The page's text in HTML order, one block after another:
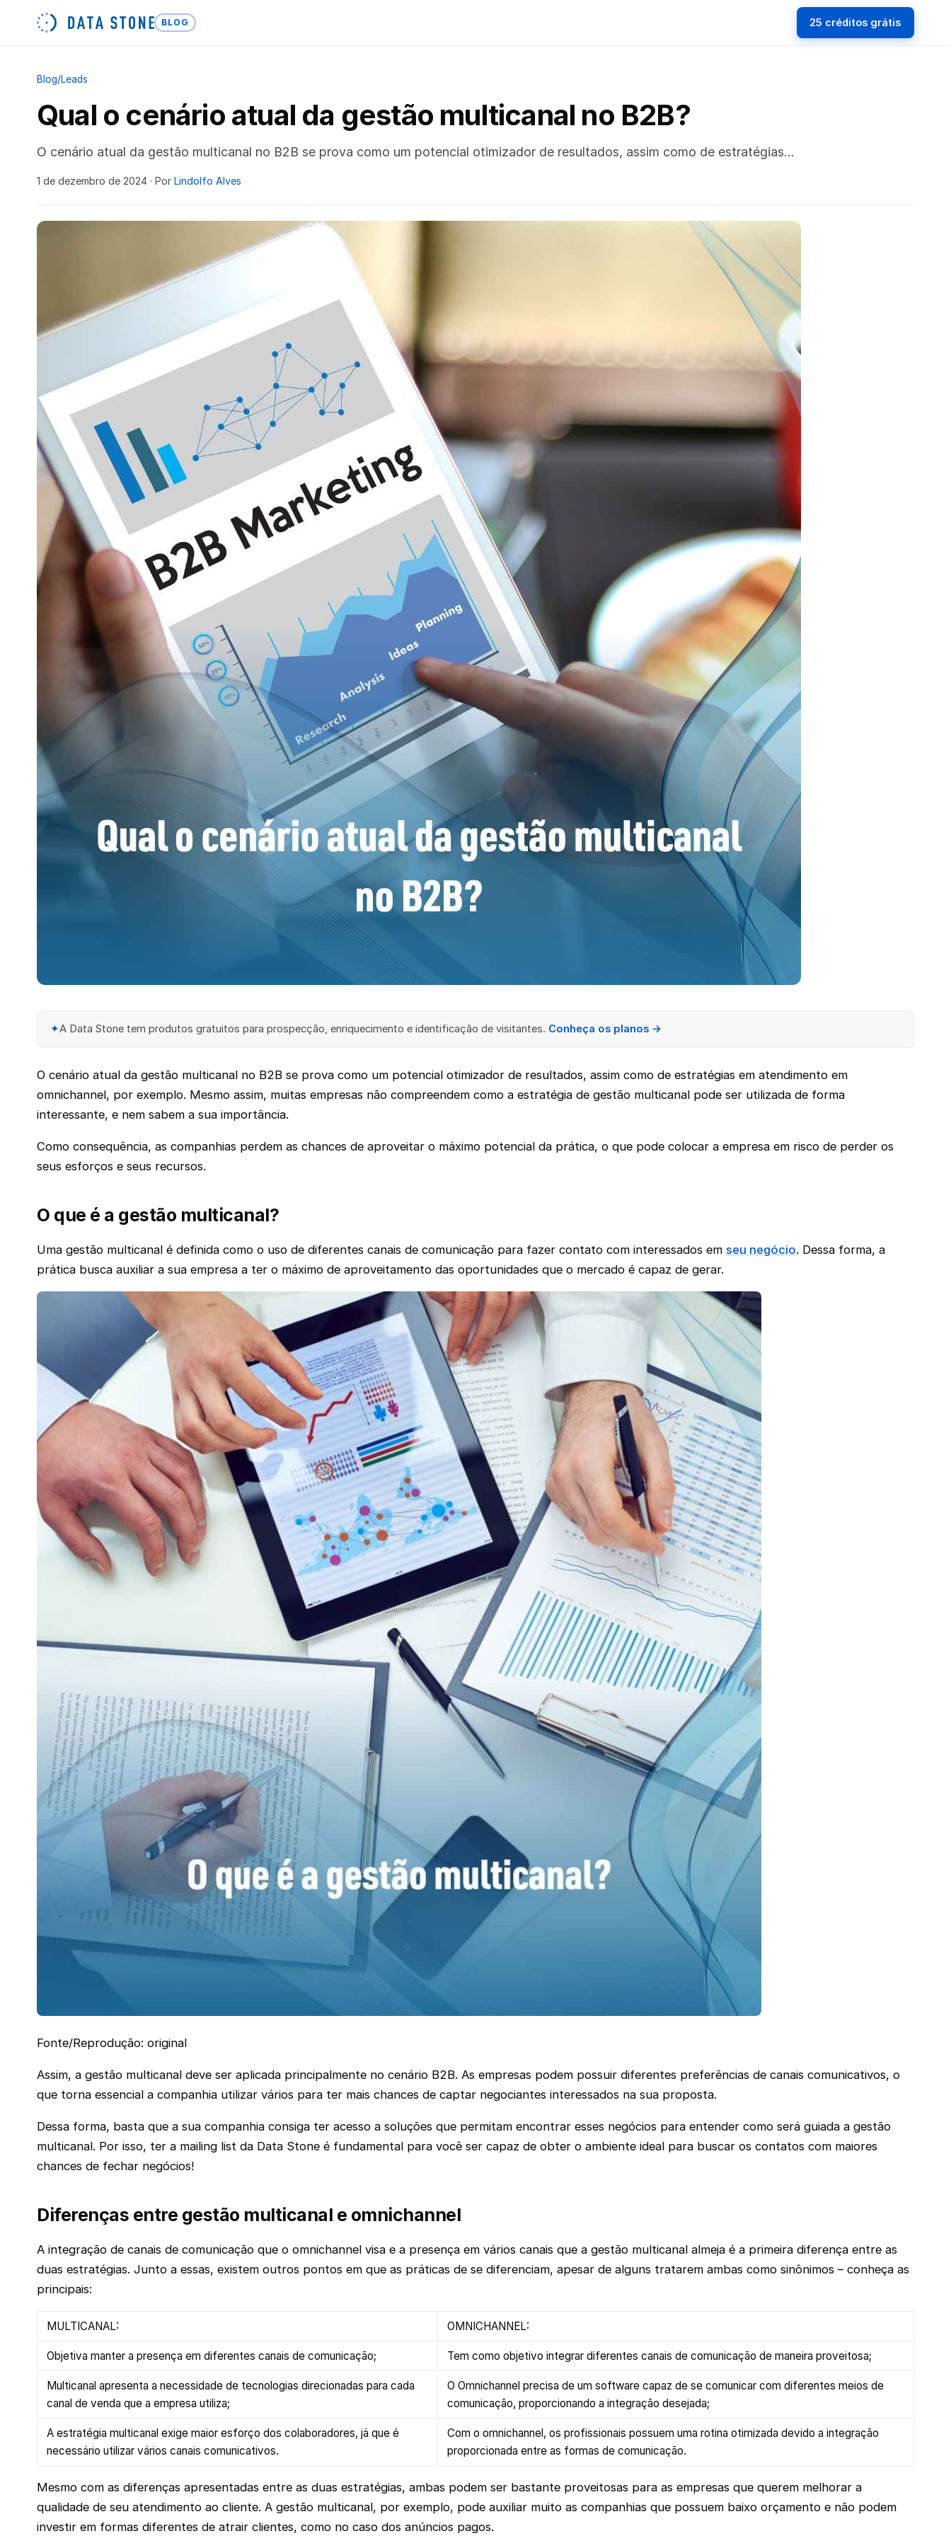
BLOG 25 créditos grátis
Blog/Leads
Qual o cenário atual da gestão multicanal no B2B?
O cenário atual da gestão multicanal no B2B se prova como um potencial otimizador de resultados, assim como de estratégias…
1 de dezembro de 2024 · Por Lindolfo Alves
✦A Data Stone tem produtos gratuitos para prospecção, enriquecimento e identificação de visitantes. Conheça os planos →
O cenário atual da gestão multicanal no B2B se prova como um potencial otimizador de resultados, assim como de estratégias em atendimento em
omnichannel, por exemplo. Mesmo assim, muitas empresas não compreendem como a estratégia de gestão multicanal pode ser utilizada de forma
interessante, e nem sabem a sua importância.
Como consequência, as companhias perdem as chances de aproveitar o máximo potencial da prática, o que pode colocar a empresa em risco de perder os
seus esforços e seus recursos.
O que é a gestão multicanal?
Uma gestão multicanal é definida como o uso de diferentes canais de comunicação para fazer contato com interessados em seu negócio. Dessa forma, a
prática busca auxiliar a sua empresa a ter o máximo de aproveitamento das oportunidades que o mercado é capaz de gerar.
Fonte/Reprodução: original
Assim, a gestão multicanal deve ser aplicada principalmente no cenário B2B. As empresas podem possuir diferentes preferências de canais comunicativos, o
que torna essencial a companhia utilizar vários para ter mais chances de captar negociantes interessados na sua proposta.
Dessa forma, basta que a sua companhia consiga ter acesso a soluções que permitam encontrar esses negócios para entender como será guiada a gestão
multicanal. Por isso, ter a mailing list da Data Stone é fundamental para você ser capaz de obter o ambiente ideal para buscar os contatos com maiores
chances de fechar negócios!
Diferenças entre gestão multicanal e omnichannel
A integração de canais de comunicação que o omnichannel visa e a presença em vários canais que a gestão multicanal almeja é a primeira diferença entre as
duas estratégias. Junto a essas, existem outros pontos em que as práticas de se diferenciam, apesar de alguns tratarem ambas como sinônimos – conheça as
principais:
MULTICANAL: OMNICHANNEL:
Objetiva manter a presença em diferentes canais de comunicação; Tem como objetivo integrar diferentes canais de comunicação de maneira proveitosa;
Multicanal apresenta a necessidade de tecnologias direcionadas para cada
canal de venda que a empresa utiliza;
O Omnichannel precisa de um software capaz de se comunicar com diferentes meios de
comunicação, proporcionando a integração desejada;
A estratégia multicanal exige maior esforço dos colaboradores, já que é
necessário utilizar vários canais comunicativos.
Com o omnichannel, os profissionais possuem uma rotina otimizada devido a integração
proporcionada entre as formas de comunicação.
Mesmo com as diferenças apresentadas entre as duas estratégias, ambas podem ser bastante proveitosas para as empresas que querem melhorar a
qualidade de seu atendimento ao cliente. A gestão multicanal, por exemplo, pode auxiliar muito as companhias que possuem baixo orçamento e não podem
investir em formas diferentes de atrair clientes, como no caso dos anúncios pagos.